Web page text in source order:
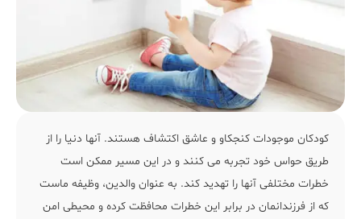
کودکان موجودات کنجکاو و عاشق اکتشاف هستند. آنها دنیا را از
طریق حواس خود تجربه می کنند و در این مسیر ممکن است
خطرات مختلفی آنها را تهدید کند. به عنوان والدین، وظیفه ماست
که از فرزندانمان در برابر این خطرات محافظت کرده و محیطی امن